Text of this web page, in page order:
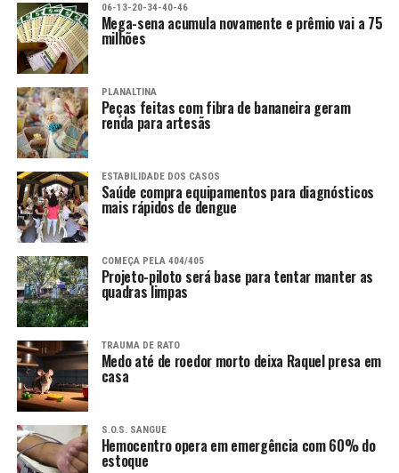
06-13-20-34-40-46
Mega-sena acumula novamente e prêmio vai a 75
milhões
PLANALTINA
Peças feitas com fibra de bananeira geram
renda para artesãs
ESTABILIDADE DOS CASOS
Saúde compra equipamentos para diagnósticos
mais rápidos de dengue
COMEÇA PELA 404/405
Projeto-piloto será base para tentar manter as
quadras limpas
TRAUMA DE RATO
Medo até de roedor morto deixa Raquel presa em
casa
S.O.S. SANGUE
Hemocentro opera em emergência com 60% do
estoque